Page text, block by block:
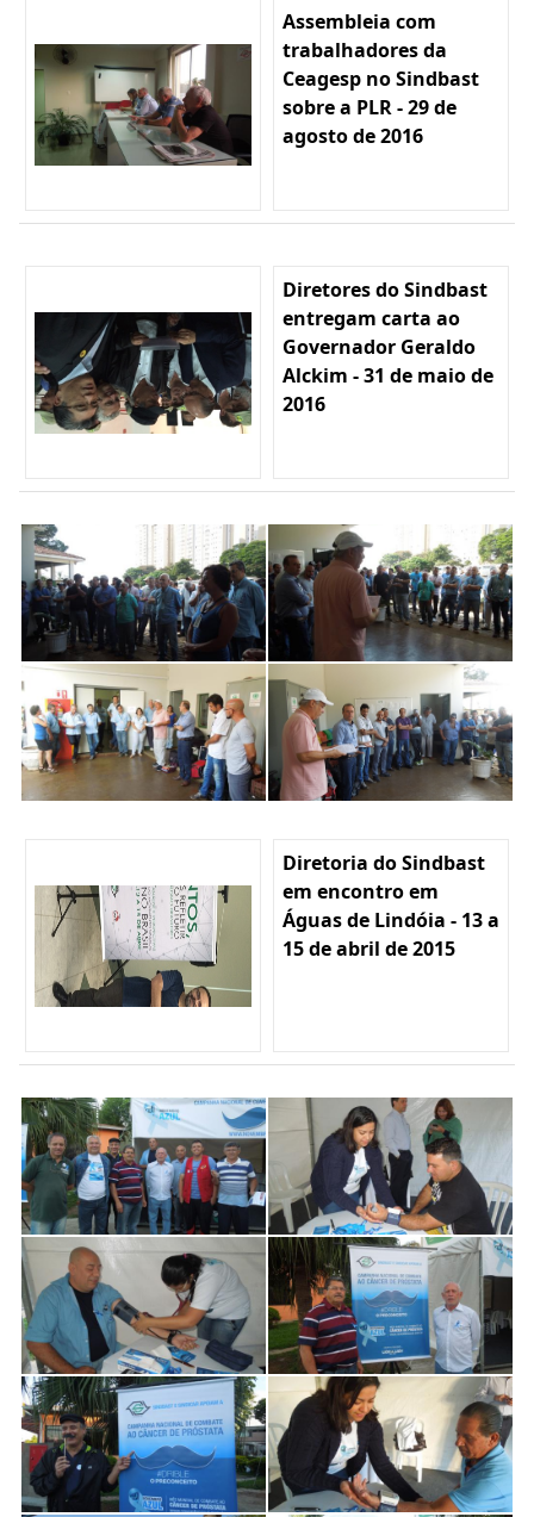
Assembleia com
trabalhadores da
Ceagesp no Sindbast
sobre a PLR - 29 de
agosto de 2016
Diretores do Sindbast
entregam carta ao
Governador Geraldo
Alckim - 31 de maio de
2016
Diretoria do Sindbast
em encontro em
Águas de Lindóia - 13 a
15 de abril de 2015